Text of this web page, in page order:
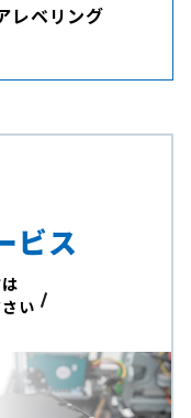
レベリング
ビス
い